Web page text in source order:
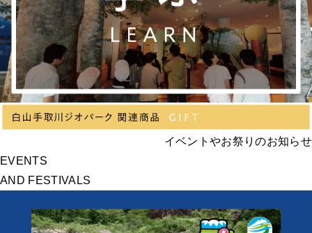
イベントやお祭りのお知らせ
EVENTS
AND FESTIVALS